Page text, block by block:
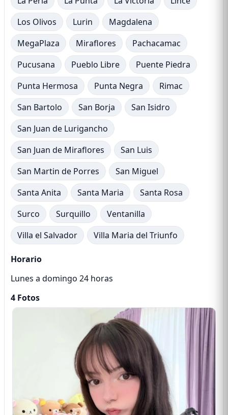
Los Olivos
Lurin
Magdalena
MegaPlaza
Miraflores
Pachacamac
Pucusana
Pueblo Libre
Puente Piedra
Punta Hermosa
Punta Negra
Rimac
San Bartolo
San Borja
San Isidro
San Juan de Lurigancho
San Juan de Miraflores
San Luis
San Martin de Porres
San Miguel
Santa Anita
Santa Maria
Santa Rosa
Surco
Surquillo
Ventanilla
Villa el Salvador
Villa Maria del Triunfo
Horario
Lunes a domingo 24 horas
4 Fotos